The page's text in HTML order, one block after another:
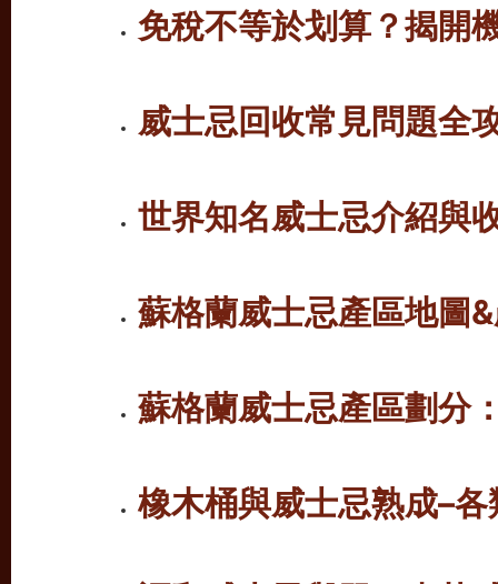
免稅不等於划算？揭開
威士忌回收常見問題全
世界知名威士忌介紹與
蘇格蘭威士忌產區地圖
蘇格蘭威士忌產區劃分
橡木桶與威士忌熟成–各